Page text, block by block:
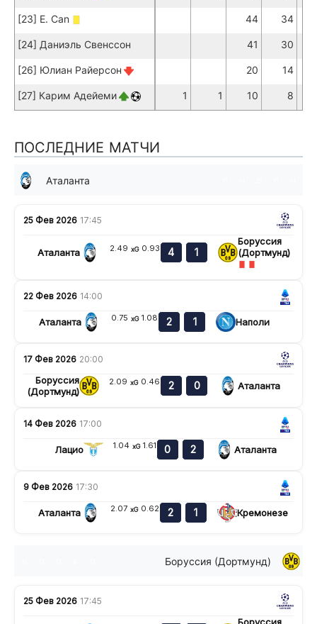
[23] E. Can 44 34
[24] Даниэль Свенссон 41 30
[26] Юлиан Райерсон 20 14
[27] Карим Адейеми 1 1 10 8
ПОСЛЕДНИЕ МАТЧИ
Аталанта
25 Фев 2026 17:45
Аталанта 2.49 xG 0.93 4 1
Боруссия
(Дортмунд)
22 Фев 2026 14:00
Аталанта 0.75 xG 1.08 2 1 Наполи
17 Фев 2026 20:00
Боруссия
(Дортмунд)
2.09 xG 0.46 2 0 Аталанта
14 Фев 2026 17:00
Лацио 1.04 xG 1.61 0 2 Аталанта
9 Фев 2026 17:30
Аталанта 2.07 xG 0.62 2 1 Кремонезе
Боруссия (Дортмунд)
25 Фев 2026 17:45